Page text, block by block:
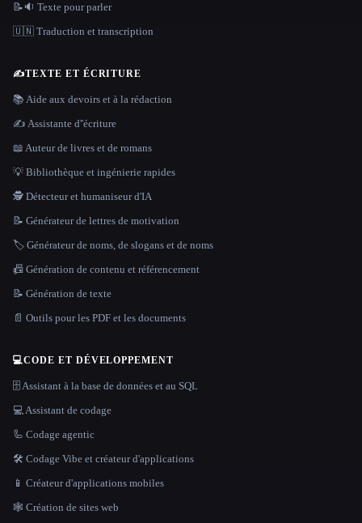
📝🔉 Texte pour parler
🇺🇳 Traduction et transcription
✍️TEXTE ET ÉCRITURE
📚 Aide aux devoirs et à la rédaction
✍️ Assistante d''écriture
📖 Auteur de livres et de romans
💡 Bibliothèque et ingénierie rapides
🕵️ Détecteur et humaniseur d'IA
📝 Générateur de lettres de motivation
🏷️ Générateur de noms, de slogans et de noms
📠 Génération de contenu et référencement
📝 Génération de texte
📄 Outils pour les PDF et les documents
💻CODE ET DÉVELOPPEMENT
🗄️ Assistant à la base de données et au SQL
💻 Assistant de codage
🦾 Codage agentic
🛠️ Codage Vibe et créateur d'applications
📱 Créateur d'applications mobiles
🕸 Création de sites web